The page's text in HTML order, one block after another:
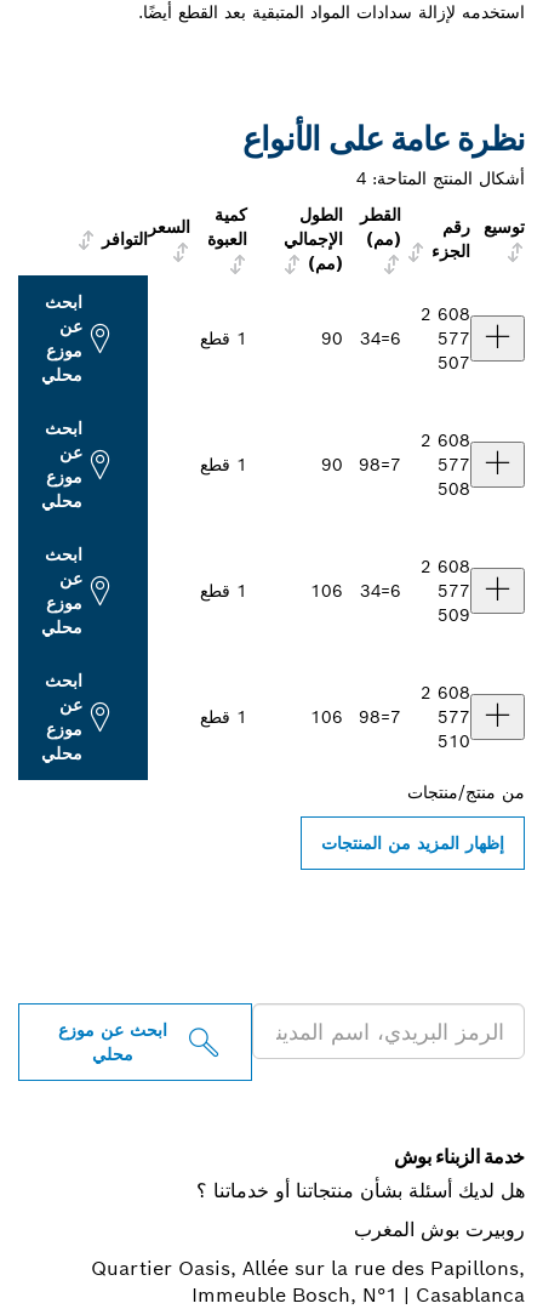
استخدمه لإزالة سدادات المواد المتبقية بعد القطع أيضًا.
نظرة عامة على الأنواع
أشكال المنتج المتاحة: 4
توسيع
رقم
الجزء
القطر
(مم)
الطول
الإجمالي
(مم)
كمية
العبوة
السعر
التوافر
2 608
577
507
6=34
90 1 قطع
ابحث
عن
موزع
محلي
2 608
577
508
7=98
90 1 قطع
ابحث
عن
موزع
محلي
2 608
577
509
6=34
106 1 قطع
ابحث
عن
موزع
محلي
2 608
577
510
7=98
106 1 قطع
ابحث
عن
موزع
محلي
من منتج/منتجات
إظهار المزيد من المنتجات
ابحث عن موزع
محلي
خدمة الزبناء بوش
هل لديك أسئلة بشأن منتجاتنا أو خدماتنا ؟
روبيرت بوش المغرب
Quartier Oasis, Allée sur la rue des Papillons,
Immeuble Bosch, N°1 | Casablanca